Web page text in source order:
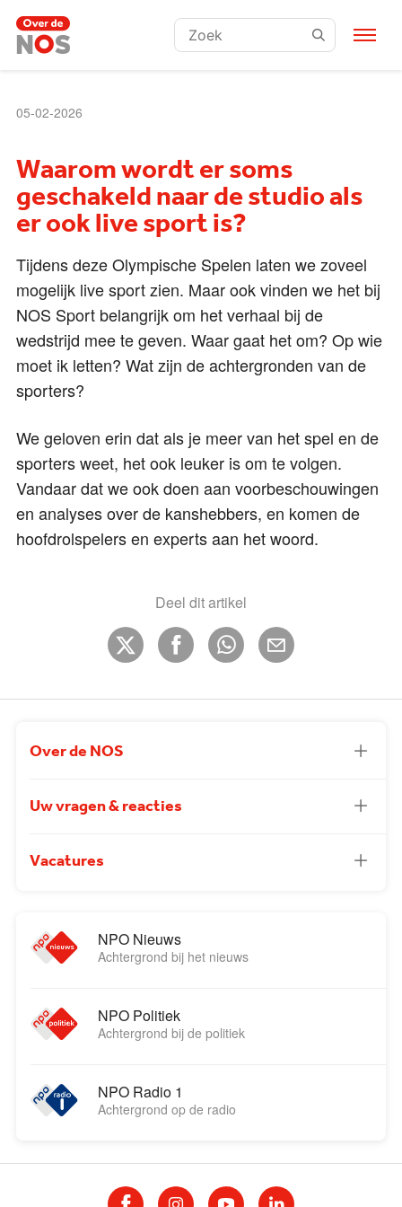
Zoeken:
05-02-2026
Waarom wordt er soms
geschakeld naar de studio als
er ook live sport is?
Tijdens deze Olympische Spelen laten we zoveel
mogelijk live sport zien. Maar ook vinden we het bij
NOS Sport belangrijk om het verhaal bij de
wedstrijd mee te geven. Waar gaat het om? Op wie
moet ik letten? Wat zijn de achtergronden van de
sporters?
We geloven erin dat als je meer van het spel en de
sporters weet, het ook leuker is om te volgen.
Vandaar dat we ook doen aan voorbeschouwingen
en analyses over de kanshebbers, en komen de
hoofdrolspelers en experts aan het woord.
Deel dit artikel
Over de NOS
Uw vragen & reacties
Vacatures
NPO Nieuws
Achtergrond bij het nieuws
NPO Politiek
Achtergrond bij de politiek
NPO Radio 1
Achtergrond op de radio